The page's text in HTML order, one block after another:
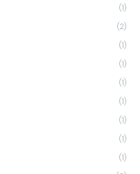
(1)
(2)
(1)
(1)
(1)
(1)
(1)
(1)
(1)